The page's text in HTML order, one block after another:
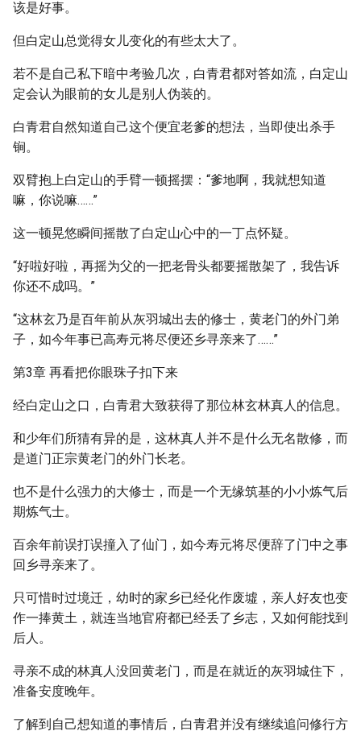
该是好事。
但白定山总觉得女儿变化的有些太大了。
若不是自己私下暗中考验几次，白青君都对答如流，白定山
定会认为眼前的女儿是别人伪装的。
白青君自然知道自己这个便宜老爹的想法，当即使出杀手
锏。
双臂抱上白定山的手臂一顿摇摆：“爹地啊，我就想知道
嘛，你说嘛……”
这一顿晃悠瞬间摇散了白定山心中的一丁点怀疑。
“好啦好啦，再摇为父的一把老骨头都要摇散架了，我告诉
你还不成吗。”
“这林玄乃是百年前从灰羽城出去的修士，黄老门的外门弟
子，如今年事已高寿元将尽便还乡寻亲来了……”
第3章 再看把你眼珠子扣下来
经白定山之口，白青君大致获得了那位林玄林真人的信息。
和少年们所猜有异的是，这林真人并不是什么无名散修，而
是道门正宗黄老门的外门长老。
也不是什么强力的大修士，而是一个无缘筑基的小小炼气后
期炼气士。
百余年前误打误撞入了仙门，如今寿元将尽便辞了门中之事
回乡寻亲来了。
只可惜时过境迁，幼时的家乡已经化作废墟，亲人好友也变
作一捧黄土，就连当地官府都已经丢了乡志，又如何能找到
后人。
寻亲不成的林真人没回黄老门，而是在就近的灰羽城住下，
准备安度晚年。
了解到自己想知道的事情后，白青君并没有继续追问修行方